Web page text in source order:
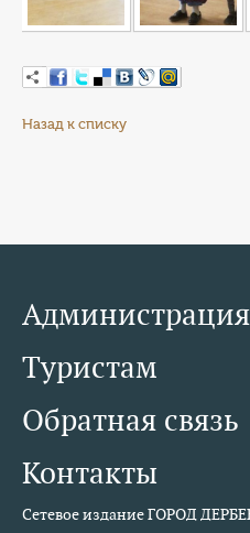
Назад к списку
Администрация
Туристам
Обратная связь
Контакты
Сетевое издание ГОРОД